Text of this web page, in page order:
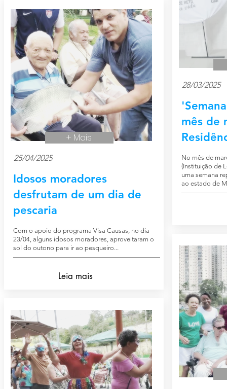
+ Mais
25/04/2025
Idosos moradores
desfrutam de um dia de
pescaria
Com o apoio do programa Visa Causas, no dia
23/04, alguns idosos moradores, aproveitaram o
sol do outono para ir ao pesqueiro...
Leia mais
28/03/2025
mês de
No mês de
(Instituição de
uma semana
ao estado de